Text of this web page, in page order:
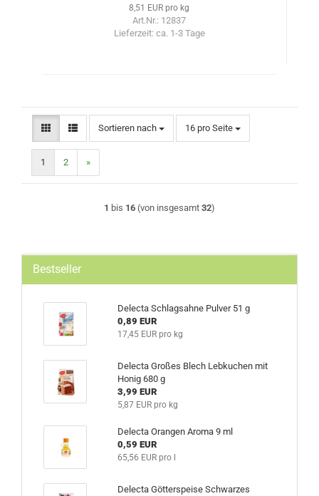
8,51 EUR pro kg
Art.Nr.: 12837
Lieferzeit: ca. 1-3 Tage
Sortieren nach
Sortieren nach 16 pro Seite
pro Seite
1 2 »
1 bis 16 (von insgesamt 32)
Bestseller
Delecta Schlagsahne Pulver 51 g
0,89 EUR
17,45 EUR pro kg
Delecta Großes Blech Lebkuchen mit
Honig 680 g
3,99 EUR
5,87 EUR pro kg
Delecta Orangen Aroma 9 ml
0,59 EUR
65,56 EUR pro l
Delecta Götterspeise Schwarzes